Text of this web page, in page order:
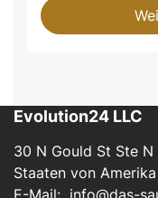
Evolution24 LLC
30 N Gould St Ste
Staaten von Amerika
E-Mail: info@das-